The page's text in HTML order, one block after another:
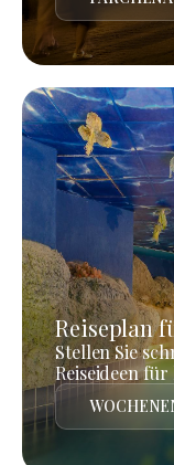
Reiseplan
Stellen Sie
Reiseideen